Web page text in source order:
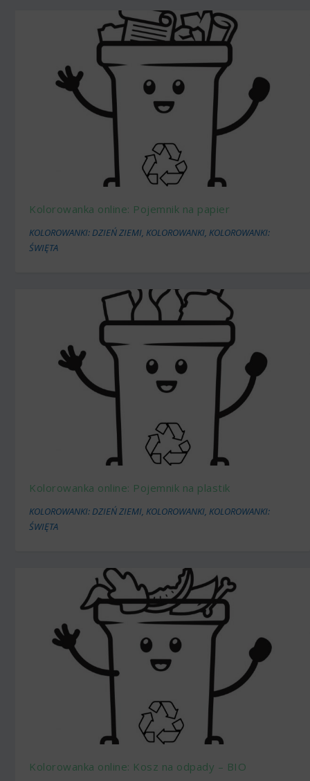
Kolorowanka online: Pojemnik na papier
KOLOROWANKI: DZIEŃ ZIEMI,KOLOROWANKI,KOLOROWANKI:
ŚWIĘTA
Kolorowanka online: Pojemnik na plastik
KOLOROWANKI: DZIEŃ ZIEMI,KOLOROWANKI,KOLOROWANKI:
ŚWIĘTA
Kolorowanka online: Kosz na odpady – BIO